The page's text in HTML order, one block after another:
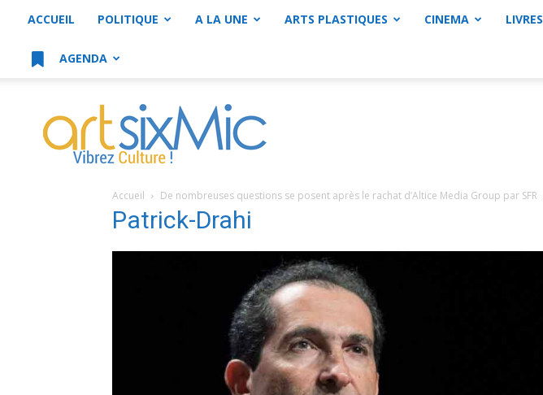
ACCUEIL POLITIQUE A LA UNE ARTS PLASTIQUES CINEMA LIVRES
AGENDA
artsixMic
Accueil De nombreuses questions se posent après le rachat d’Altice Media Group par SFR
Patrick-Drahi